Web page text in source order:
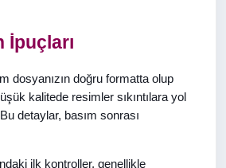
İpuçları
dosyanızın doğru formatta olup
kalitede resimler sıkıntılara yol
detaylar, basım sonrası
ilk kontroller, genellikle